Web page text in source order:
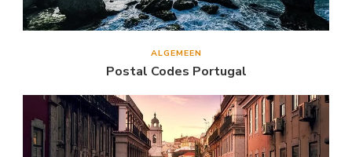
ALGEMEEN
Postal Codes Portugal